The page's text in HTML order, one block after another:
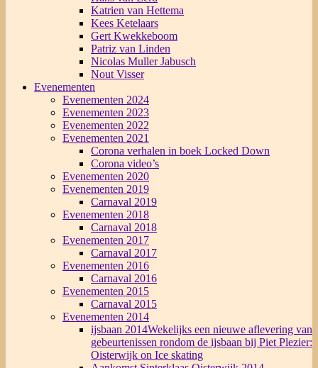
Katrien van Hettema
Kees Ketelaars
Gert Kwekkeboom
Patriz van Linden
Nicolas Muller Jabusch
Nout Visser
Evenementen
Evenementen 2024
Evenementen 2023
Evenementen 2022
Evenementen 2021
Corona verhalen in boek Locked Down
Corona video’s
Evenementen 2020
Evenementen 2019
Carnaval 2019
Evenementen 2018
Carnaval 2018
Evenementen 2017
Carnaval 2017
Evenementen 2016
Carnaval 2016
Evenementen 2015
Carnaval 2015
Evenementen 2014
ijsbaan 2014Wekelijks een nieuwe aflevering van
gebeurtenissen rondom de ijsbaan bij Piet Plezier:
Oisterwijk on Ice skating